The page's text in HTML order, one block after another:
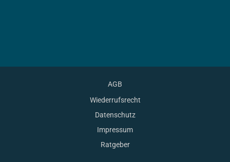
AGB
Wiederrufsrecht
Datenschutz
Impressum
Ratgeber